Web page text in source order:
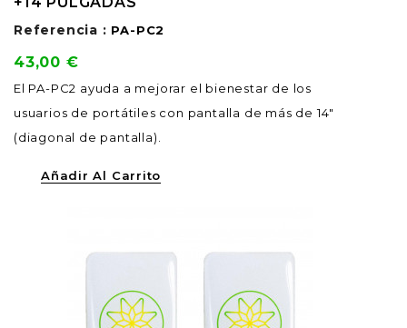
Referencia : PA-PC2
Precio
43,00 €
El PA-PC2 ayuda a mejorar el bienestar de los
usuarios de portátiles con pantalla de más de 14"
(diagonal de pantalla).
Añadir Al Carrito